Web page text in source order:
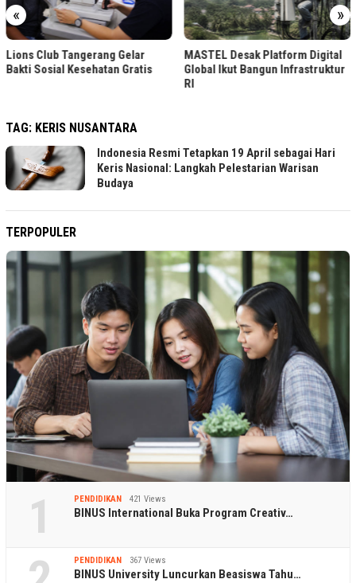
« »
Lions Club Tangerang Gelar
Bakti Sosial Kesehatan Gratis
MASTEL Desak Platform Digital
Global Ikut Bangun Infrastruktur
RI
TAG: KERIS NUSANTARA
Indonesia Resmi Tetapkan 19 April sebagai Hari
Keris Nasional: Langkah Pelestarian Warisan
Budaya
TERPOPULER
1 PENDIDIKAN 421 Views
BINUS International Buka Program Creativ…
PENDIDIKAN 367 Views
BINUS University Luncurkan Beasiswa Tahu…